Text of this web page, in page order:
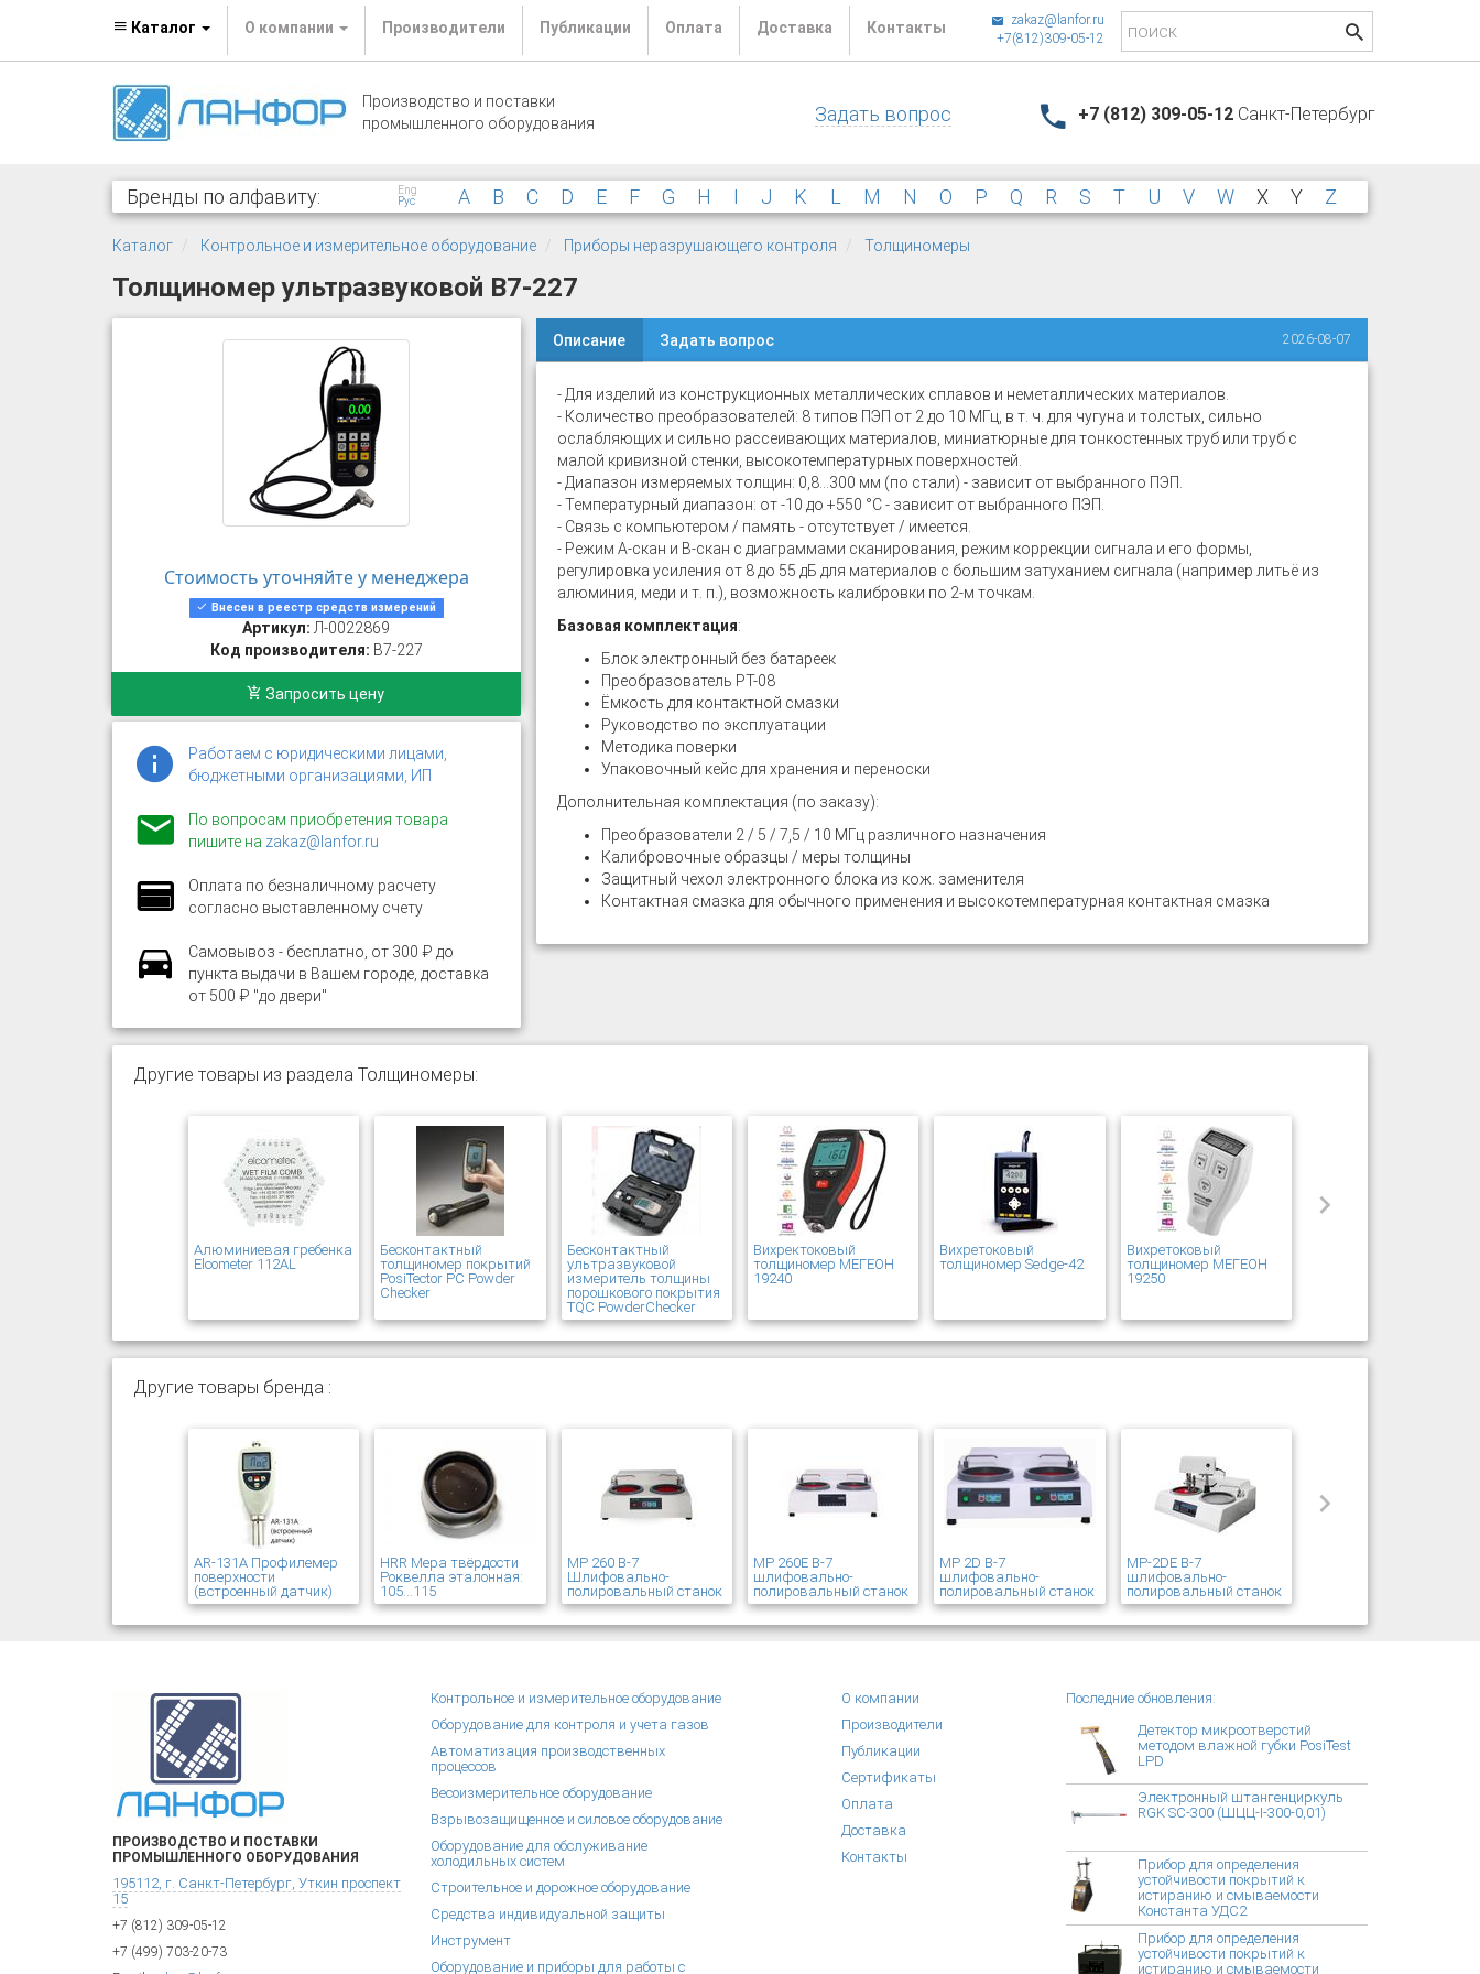
Каталог О компании Производители Публикации Оплата Доставка Контакты
zakaz@lanfor.ru
+7(812)309-05-12
Производство и поставки
промышленного оборудования
Задать вопрос +7 (812) 309-05-12 Санкт-Петербург
Бренды по алфавиту:
Eng
Рус
A B C D E F G H I J K L M N O P Q R S T U VW X Y Z
Каталог Контрольное и измерительное оборудование Приборы неразрушающего контроля Толщиномеры
Толщиномер ультразвуковой В7-227
Стоимость уточняйте у менеджера
Внесен в реестр средств измерений
Артикул: Л-0022869
Код производителя: В7-227
Запросить цену
Работаем с юридическими лицами,
бюджетными организациями, ИП
По вопросам приобретения товара
пишите на zakaz@lanfor.ru
Оплата по безналичному расчету
согласно выставленному счету
Самовывоз - бесплатно, от 300 ₽ до
пункта выдачи в Вашем городе, доставка
от 500 ₽ "до двери"
Описание Задать вопрос 2026-08-07
- Для изделий из конструкционных металлических сплавов и неметаллических материалов.
- Количество преобразователей: 8 типов ПЭП от 2 до 10 МГц, в т. ч. для чугуна и толстых, сильно
ослабляющих и сильно рассеивающих материалов, миниатюрные для тонкостенных труб или труб с
малой кривизной стенки, высокотемпературных поверхностей.
- Диапазон измеряемых толщин: 0,8...300 мм (по стали) - зависит от выбранного ПЭП.
- Температурный диапазон: от -10 до +550 °С - зависит от выбранного ПЭП.
- Связь с компьютером / память - отсутствует / имеется.
- Режим А-скан и В-скан с диаграммами сканирования, режим коррекции сигнала и его формы,
регулировка усиления от 8 до 55 дБ для материалов с большим затуханием сигнала (например литьё из
алюминия, меди и т. п.), возможность калибровки по 2-м точкам.
Базовая комплектация:
Блок электронный без батареек
Преобразователь РТ-08
Ёмкость для контактной смазки
Руководство по эксплуатации
Методика поверки
Упаковочный кейс для хранения и переноски
Дополнительная комплектация (по заказу):
Преобразователи 2 / 5 / 7,5 / 10 МГц различного назначения
Калибровочные образцы / меры толщины
Защитный чехол электронного блока из кож. заменителя
Контактная смазка для обычного применения и высокотемпературная контактная смазка
Другие товары из раздела Толщиномеры:
Алюминиевая гребенка
Elcometer 112AL
Бесконтактный
толщиномер покрытий
PosiTector PC Powder
Checker
Бесконтактный
ультразвуковой
измеритель толщины
порошкового покрытия
TQC PowderChecker
Вихректоковый
толщиномер МЕГЕОН
19240
Вихретоковый
толщиномер Sedge-42
Вихретоковый
толщиномер МЕГЕОН
19250
Другие товары бренда :
AR-131A Профилемер
поверхности
(встроенный датчик)
HRR Мера твёрдости
Роквелла эталонная:
105...115
MP 260 В-7
Шлифовально-
полировальный станок
MP 260E В-7
шлифовально-
полировальный станок
MP 2D В-7
шлифовально-
полировальный станок
MP-2DE В-7
шлифовально-
полировальный станок
ПРОИЗВОДСТВО И ПОСТАВКИ
ПРОМЫШЛЕННОГО ОБОРУДОВАНИЯ
195112, г. Санкт-Петербург, Уткин проспект
15
+7 (812) 309-05-12
+7 (499) 703-20-73
Контрольное и измерительное оборудование
Оборудование для контроля и учета газов
Автоматизация производственных
процессов
Весоизмерительное оборудование
Взрывозащищенное и силовое оборудование
Оборудование для обслуживание
холодильных систем
Строительное и дорожное оборудование
Средства индивидуальной защиты
Инструмент
Оборудование и приборы для работы с
О компании
Производители
Публикации
Сертификаты
Оплата
Доставка
Контакты
Последние обновления:
Детектор микроотверстий
методом влажной губки PosiTest
LPD
Электронный штангенциркуль
RGK SC-300 (ШЦЦ-I-300-0,01)
Прибор для определения
устойчивости покрытий к
истиранию и смываемости
Константа УДС2
Прибор для определения
устойчивости покрытий к
истиранию и смываемости